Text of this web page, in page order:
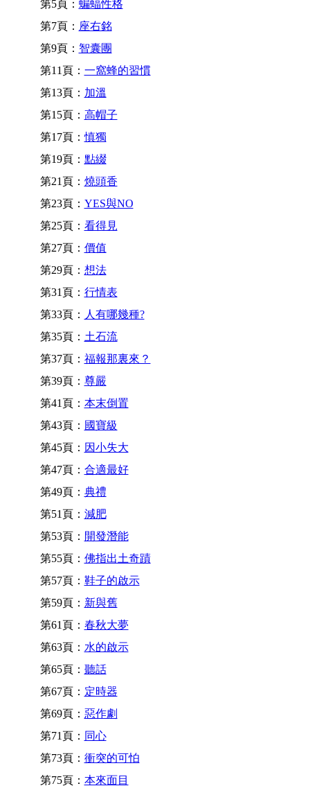
第5頁： 蝙蝠性格
第7頁： 座右銘
第9頁： 智囊團
第11頁： 一窩蜂的習慣
第13頁： 加溫
第15頁： 高帽子
第17頁：慎獨
第19頁： 點綴
第21頁： 燒頭香
第23頁： YES與NO
第25頁： 看得見
第27頁： 價值
第29頁： 想法
第31頁： 行情表
第33頁： 人有哪幾種?
第35頁： 土石流
第37頁： 福報那裏來？
第39頁： 尊嚴
第41頁： 本末倒置
第43頁： 國寶級
第45頁： 因小失大
第47頁： 合適最好
第49頁： 典禮
第51頁： 減肥
第53頁： 開發潛能
第55頁： 佛指出土奇蹟
第57頁： 鞋子的啟示
第59頁： 新與舊
第61頁： 春秋大夢
第63頁： 水的啟示
第65頁： 聽話
第67頁： 定時器
第69頁： 惡作劇
第71頁： 同心
第73頁： 衝突的可怕
第75頁： 本來面目